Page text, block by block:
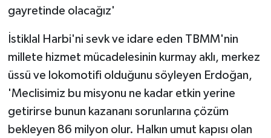
gayretinde olacağız'
İstiklal Harbi'ni sevk ve idare eden TBMM'nin
millete hizmet mücadelesinin kurmay aklı, merkez
üssü ve lokomotifi olduğunu söyleyen Erdoğan,
'Meclisimiz bu misyonu ne kadar etkin yerine
getirirse bunun kazananı sorunlarına çözüm
bekleyen 86 milyon olur. Halkın umut kapısı olan